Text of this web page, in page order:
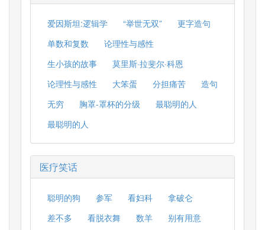
爱因斯坦:逻辑学 “举世无双”
更字造句
单数和复数
论理性与感性
生小孩的故事
莫里斯·拉斐尔·科恩
论理性与感性
大笨蛋 分担痛苦
造句
无穷
胸罩-罩杯的分级
最聪明的人
最聪明的人
医疗笑话
聪明的狗 参军 看妇科
拿破仑
差不多
看脱衣舞 数羊
别有用意